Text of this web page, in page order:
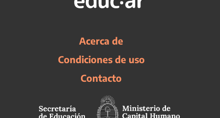
Acerca de
Condiciones de uso
Contacto